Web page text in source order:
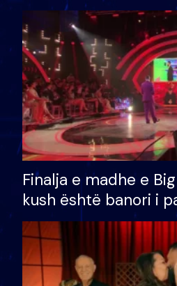
Finalja e madhe e
kush është banori i
shtëpinë dhe humb
të fituar çmimin e